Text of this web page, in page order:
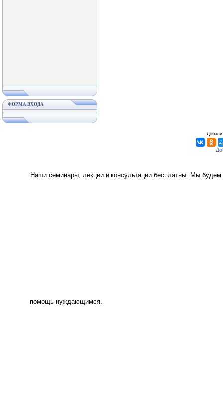
ФОРМА ВХОДА
Наши семинары, лекции и консультации бесплатны. Мы
помощь нуждающимся.